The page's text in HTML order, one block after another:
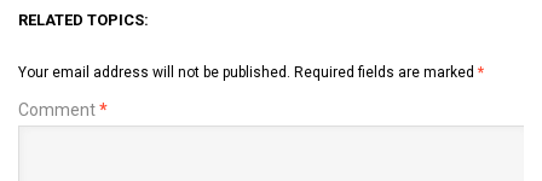
RELATED TOPICS:
Your email address will not be published. Required fields are marked *
Comment*